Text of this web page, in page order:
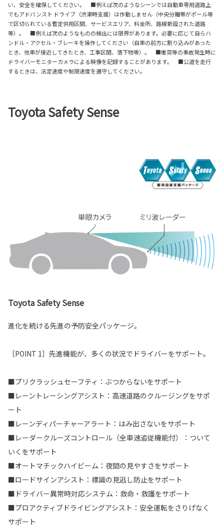
い、安全を確保してください。 ■例えば次のようなシーンでは自動車専用道路上
でもアドバンスト ドライブ（渋滞時支援）は作動しません（中央分離帯がポール等
で区切られている暫定供用区間、サービスエリア、料金所、路線新設された道路
等）。 ■例えば次のようなものの検出には限界があります。必要に応じて自らハ
ンドル・アクセル・ブレーキを操作してください（自車の前方に割り込みがあった
とき、他車が接近してきたとき、工事区間、落下物等）。 ■衝突等の事故発生時に
ドライバーモニターカメラによる映像を記録することがあります。 ■公道を走行
するときは、法定速度や制限速度を遵守してください。
Toyota Safety Sense
Toyota Safety Sense
進化を続ける先進の予防安全パッケージ。
［POINT 1］先進機能が、多くの状況でドライバーをサポート。
■プリクラッシュセーフティ：ぶつからないをサポート
■レーントレーシングアシスト：高速道路のクルージングをサポ
ート
■レーンディパーチャーアラート：はみ出さないをサポート
■レーダークルーズコントロール（全車速追従機能付）：ついて
いくをサポート
■オートマチックハイビーム：夜間の見やすさをサポート
■ロードサインアシスト：標識の見逃し防止をサポート
■ドライバー異常時対応システム：救命・救護をサポート
■プロアクティブドライビングアシスト：安全運転をさりげなく
サポート